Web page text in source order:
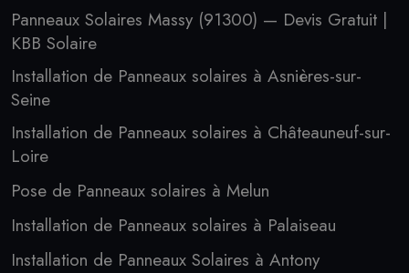
Panneaux Solaires Massy (91300) — Devis Gratuit |
KBB Solaire
Installation de Panneaux solaires à Asnières-sur-
Seine
Installation de Panneaux solaires à Châteauneuf-sur-
Loire
Pose de Panneaux solaires à Melun
Installation de Panneaux solaires à Palaiseau
Installation de Panneaux Solaires à Antony